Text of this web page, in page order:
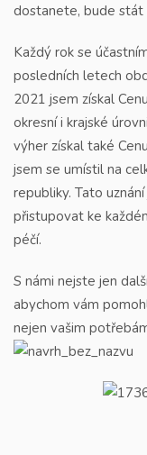
dostanete, bude stát
Každý rok se
posledních letech
2021 jsem získal
okresní i krajské
výher získal také
jsem se umístil na
republiky. Tato
přistupovat ke
péčí.
S námi nejste jen
abychom vám
nejen vašim